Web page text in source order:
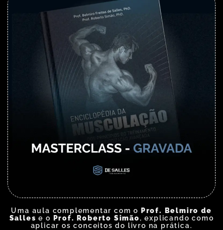
Uma aula complementar com o
Prof. Belmiro de
Salles e o Prof. Roberto Simão, explicando como
aplicar os conceitos do livro na prática.